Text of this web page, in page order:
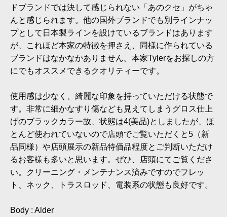
ドブランドでは決して感じられない「あのクセ」がちゃ
んと感じられます。他の国外ブランドでも別ラインナッ
プとして日本製ラインを設けているブランドはあります
が、これほど本家の特徴を押さえ、同様に作られている
ブランドはなかなかありません。本家Tylerをお探しの方
にでもオススメできるクオリティーです。
使用感は少なく、綺麗な印象を持っていただける状態で
す。非常に細かなすり傷なども見えてしまうグロス仕上
げのブラックカラー故、状態は4(美品)としましたが、ほ
とんど使われていないので店頭でご覧いただくと5（新
品同様）や店頭展示の新品特価品程度とご判断いただけ
るお客様も多いと思います。ぜひ、店頭にてご覧くださ
い。クリーニング・メンテナンス済みですのでフレッ
ト、ネック、トラスロッド、電装系の状態も良好です。
Body : Alder